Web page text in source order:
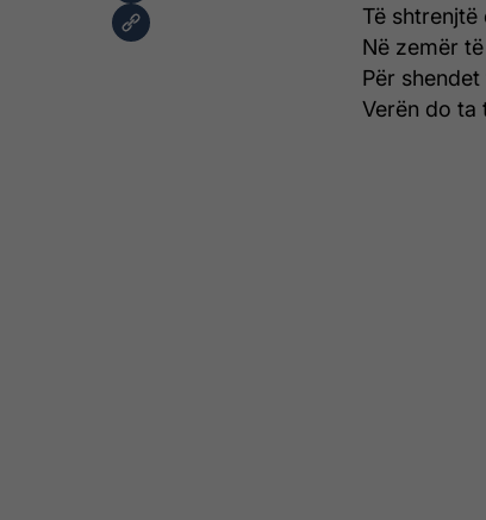
Të shtrenjtë
Në zemër
Për
Verën do ta